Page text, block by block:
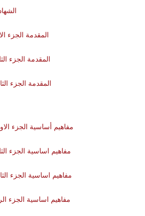
2-
3- المقدمة الجزء
4- المقدمة الجزء
5- المقدمة الجزء
6- مفاهيم أساسية الجزء الاول
7- مفاهيم اساسية الجزء
8- مفاهيم اساسية الجزء
9- مفاهيم اساسية الجزء